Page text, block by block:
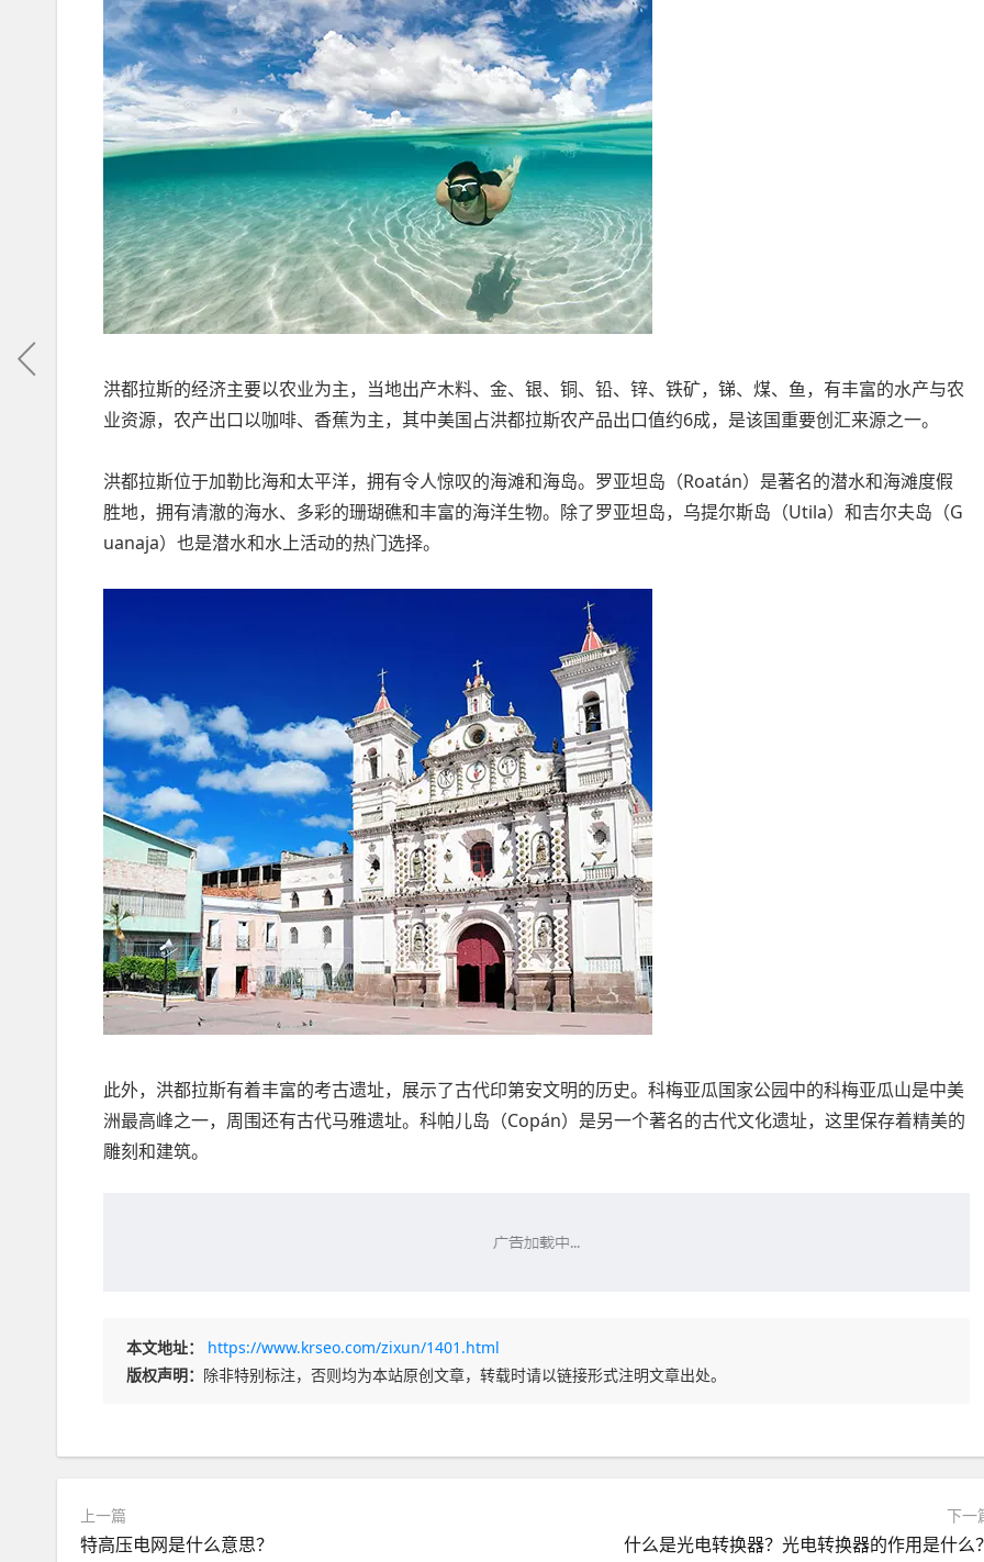
洪都拉斯的经济主要以农业为主，当地出产木料、金、银、铜、铅、锌、铁矿，锑、煤、鱼，有丰富的水产与农
业资源，农产出口以咖啡、香蕉为主，其中美国占洪都拉斯农产品出口值约6成，是该国重要创汇来源之一。
洪都拉斯位于加勒比海和太平洋，拥有令人惊叹的海滩和海岛。罗亚坦岛（Roatán）是著名的潜水和海滩度假
胜地，拥有清澈的海水、多彩的珊瑚礁和丰富的海洋生物。除了罗亚坦岛，乌提尔斯岛（Utila）和吉尔夫岛（G
uanaja）也是潜水和水上活动的热门选择。
此外，洪都拉斯有着丰富的考古遗址，展示了古代印第安文明的历史。科梅亚瓜国家公园中的科梅亚瓜山是中美
洲最高峰之一，周围还有古代马雅遗址。科帕儿岛（Copán）是另一个著名的古代文化遗址，这里保存着精美的
雕刻和建筑。
本文地址：
https://www.krseo.com/zixun/1401.html
版权声明： 除非特别标注，否则均为本站原创文章，转载时请以链接形式注明文章出处。
上一篇
特高压电网是什么意思？
下一
什么是光电转换器？光电转换器的作用是什么